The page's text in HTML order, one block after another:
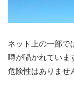
ネット上の一部で
噂が囁かれていま
危険性はありませ